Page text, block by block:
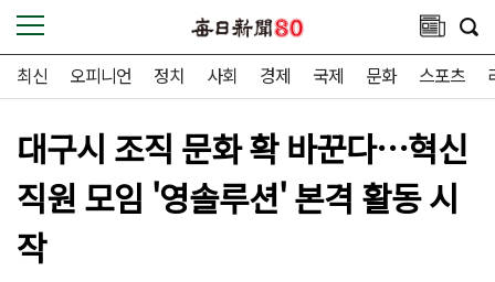
최신 오피니언 정치 사회 경제 국제 문화 스포츠
대구시 조직 문화 확 바꾼다…혁신
직원 모임 '영솔루션' 본격 활동 시
작